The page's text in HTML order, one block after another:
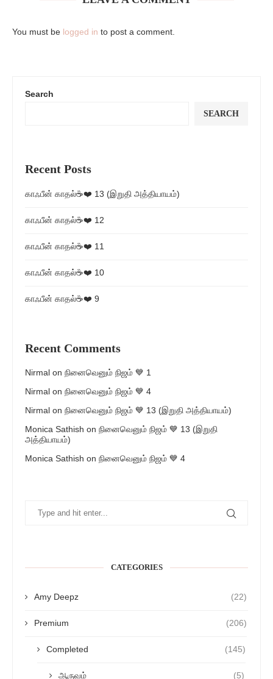
You must be logged in to post a comment.
Search
SEARCH
Recent Posts
காஃபீன் காதல்☕❤️ 13 (இறுதி அத்தியாயம்)
காஃபீன் காதல்☕❤️ 12
காஃபீன் காதல்☕❤️ 11
காஃபீன் காதல்☕❤️ 10
காஃபீன் காதல்☕❤️ 9
Recent Comments
Nirmal on நினைவெனும் நிஜம் 💙 1
Nirmal on நினைவெனும் நிஜம் 💙 4
Nirmal on நினைவெனும் நிஜம் 💙 13 (இறுதி அத்தியாயம்)
Monica Sathish on நினைவெனும் நிஜம் 💙 13 (இறுதி
அத்தியாயம்)
Monica Sathish on நினைவெனும் நிஜம் 💙 4
CATEGORIES
Amy Deepz (22)
Premium (206)
Completed (145)
ஆருவம் (5)